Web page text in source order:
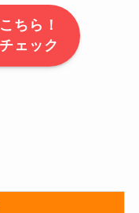
ちら！
ェック